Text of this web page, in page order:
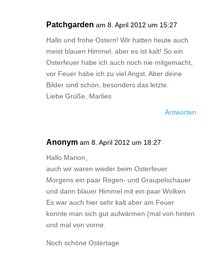
Patchgarden am 8. April 2012 um 15:27
Hallo und frohe Ostern! Wir hatten heute auch
meist blauen Himmel, aber es ist kalt! So ein
Osterfeuer habe ich auch noch nie mitgemacht,
vor Feuer habe ich zu viel Angst. Aber deine
Bilder sind schön, besonders das letzte.
Liebe Grüße, Marlies
Antworten
Anonym am 8. April 2012 um 18:27
Hallo Marion,
auch wir waren wieder beim Osterfeuer.
Morgens ein paar Regen- und Graupelschauer
und dann blauer Himmel mit ein paar Wolken.
Es war auch hier sehr kalt aber am Feuer
konnte man sich gut aufwärmen (mal von hinten
und mal von vorne.
Noch schöne Ostertage